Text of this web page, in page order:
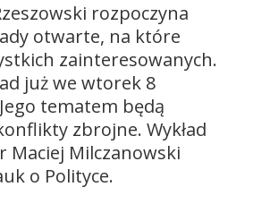
rozpoczyna
otwarte, na które
zainteresowanych.
już we wtorek 8
tematem będą
zbrojne. Wykład
Maciej Milczanowski
o Polityce.